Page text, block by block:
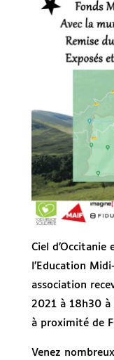
Ciel
l’Education
association
2021 à 18h30 à
à proximité de
Venez